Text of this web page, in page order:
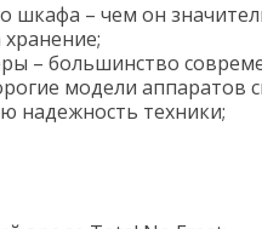
– чем он
– большинство
модели
надежность техники;